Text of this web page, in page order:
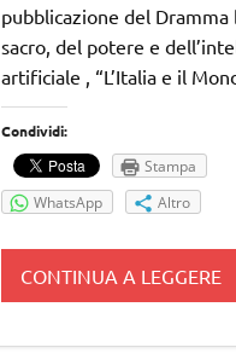
pubblicazione del Dramma
sacro, del potere e
artificiale , “L’Italia e il
Condividi:
Stampa
WhatsApp
Altro
CONTINUA A LEGGERE